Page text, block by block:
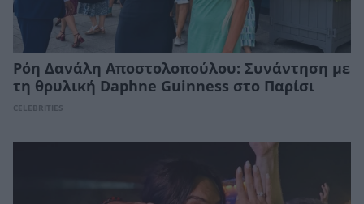
Ρόη Δανάλη Αποστολοπούλου: Συνάντηση με
τη θρυλική Daphne Guinness στο Παρίσι
CELEBRITIES